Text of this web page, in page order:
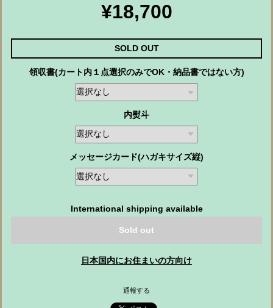
¥18,700
SOLD OUT
領収書(カート内１点選択のみでOK・納品書ではない方)
内熨斗
メッセージカード(ハガキサイズ縦)
International shipping available
Sold out
日本国内にお住まいの方向け
通報する